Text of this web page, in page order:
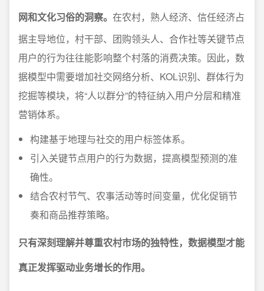
网和文化习俗的洞察。 在农村，熟人经济、信任经济占
据主导地位，村干部、团购领头人、合作社等关键节点
用户的行为往往能影响整个村落的消费决策。因此，数
据模型中需要增加社交网络分析、KOL识别、群体行为
挖掘等模块，将“人以群分”的特征纳入用户分层和精准
营销体系。
构建基于地理与社交的用户标签体系。
引入关键节点用户的行为数据，提高模型预测的准
确性。
结合农村节气、农事活动等时间变量，优化促销节
奏和商品推荐策略。
只有深刻理解并尊重农村市场的独特性，数据模型才能
真正发挥驱动业务增长的作用。